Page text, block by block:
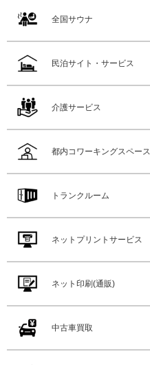
全国サウナ
民泊サイト・サービス
介護サービス
都内コワーキングスペース
トランクルーム
ネットプリントサービス
ネット印刷(通販)
中古車買取